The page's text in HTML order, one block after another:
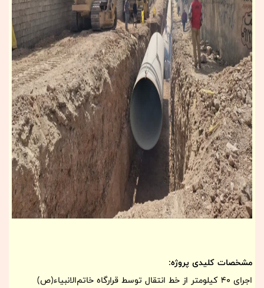
مشخصات کلیدی پروژه:
اجرای 40 کیلومتر از خط انتقال توسط قرارگاه خاتم‌الانبیاء(ص)